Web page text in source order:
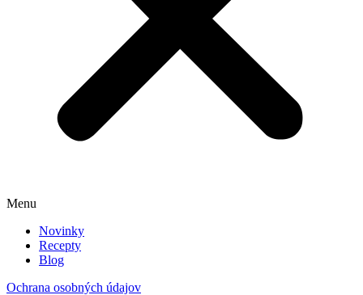
Menu
Novinky
Recepty
Blog
Ochrana osobných údajov